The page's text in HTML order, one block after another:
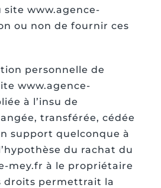
site www.agence-
ou non de fournir ces
personnelle de
www.agence-
à l’insu de
transférée, cédée
support quelconque à
du rachat du
mey.fr à le propriétaire
droits permettrait la